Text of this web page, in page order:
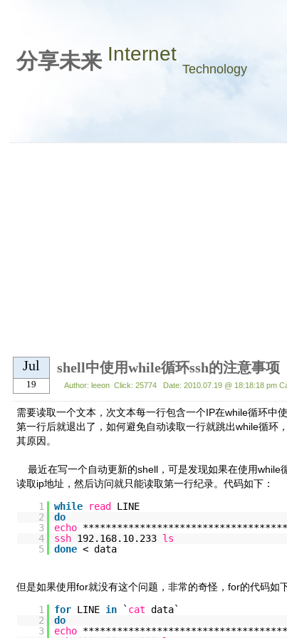
分享未来 Internet
Technology
Jul
19
shell中使用while循环ssh的注意事项
Author: leeon Click: 25774 Date: 2010.07.19 @ 18:18:18 pm
需要读取一个文本，次文本每一行包含一个IP在while循环中
第一行后就退出了，如何避免自动读取一行就跳出while循环
其原因。
最近在写一个自动更新的shell，可是发现如果在使用while
读取ip地址，然后访问就只能读取第一行纪录。代码如下：
1
while read
LINE
2
do
3
echo
4
ssh 192.168.10.233 ls
5
done < data
但是如果使用for就没有这个问题，非常的奇怪，for的代码如
1
for LINE in ` cat data`
2
do
3
echo